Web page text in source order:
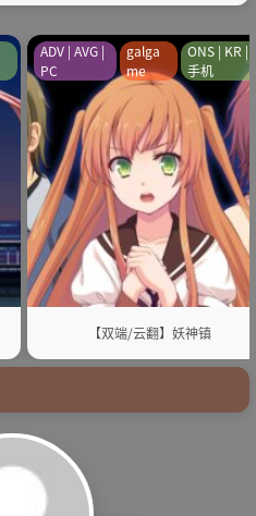
【双端/云翻】妖神镇
ADV | AVG |
PC
galga
me
ONS | KR |
手机